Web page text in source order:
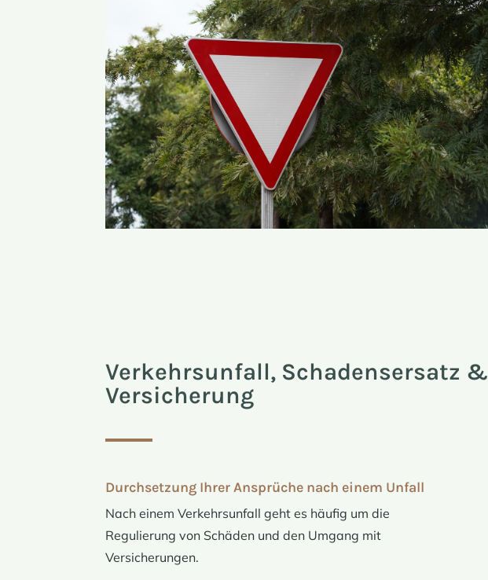
Verkehrsunfall, Schadensersatz &
Versicherung
Durchsetzung Ihrer Ansprüche nach einem Unfall
Nach einem Verkehrsunfall geht es häufig um die
Regulierung von Schäden und den Umgang mit
Versicherungen.